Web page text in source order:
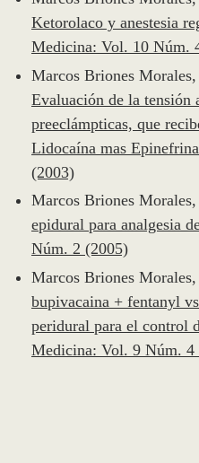
Ketorolaco y anestesia
Medicina: Vol. 10 Núm.
Marcos Briones
Evaluación de la tensión
preeclámpticas, que
Lidocaína mas Epinefrina
(2003)
Marcos Briones Morales,
epidural para analgesia
Núm. 2 (2005)
Marcos Briones Morales,
bupivacaina + fentanyl
peridural para el control
Medicina: Vol. 9 Núm. 4